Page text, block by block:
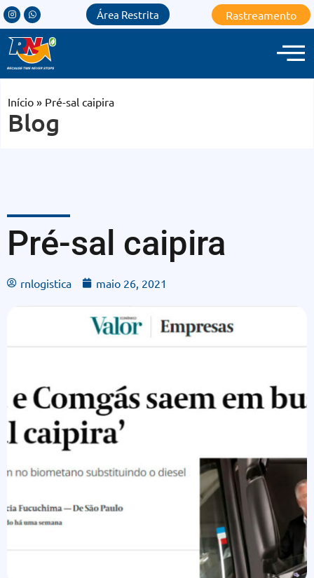
Área Restrita Rastreamento
Início » Pré-sal caipira
Blog
Pré-sal caipira
rnlogistica maio 26, 2021